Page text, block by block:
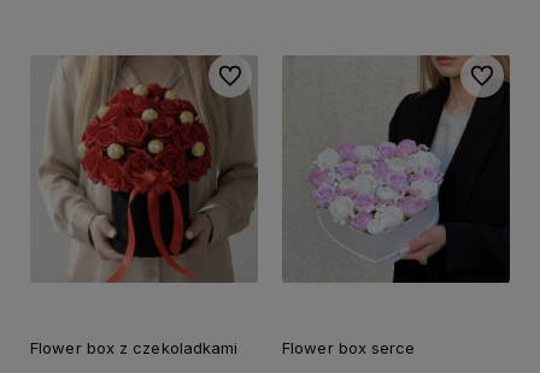
Flower box z czekoladkami
Do ulubionych
Flower box serce
Do